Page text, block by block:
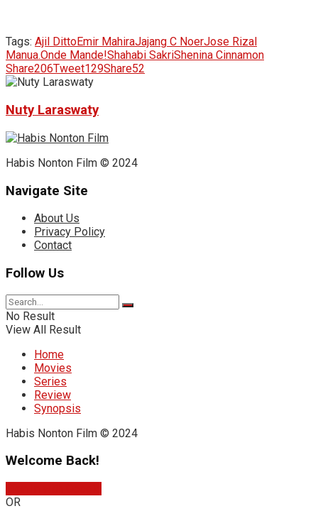
Tags: Ajil DittoEmir MahiraJajang C NoerJose Rizal
Manua.Onde Mande!Shahabi SakriShenina Cinnamon
Share206Tweet129Share52
Nuty Laraswaty
Habis Nonton Film © 2024
Navigate Site
About Us
Privacy Policy
Contact
Follow Us
No Result
View All Result
Home
Movies
Series
Review
Synopsis
Habis Nonton Film © 2024
Welcome Back!
OR